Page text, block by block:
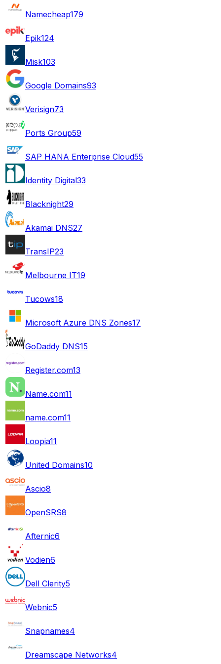
Namecheap179
Epik124
Misk103
Google Domains93
Verisign73
Ports Group59
SAP HANA Enterprise Cloud55
Identity Digital33
Blacknight29
Akamai DNS27
TransIP23
Melbourne IT19
Tucows18
Microsoft Azure DNS Zones17
GoDaddy DNS15
Register.com13
Name.com11
name.com11
Loopia11
United Domains10
Ascio8
OpenSRS8
Afternic6
Vodien6
Dell Clerity5
Webnic5
Snapnames4
Dreamscape Networks4